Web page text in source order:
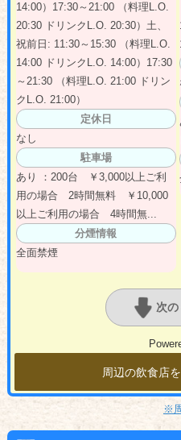
14:00）17:30～21:00 （料理L.O.
20:30 ドリンクL.O. 20:30）土、
祝前日: 11:30～15:30 （料理L.O.
14:00 ドリンクL.O. 14:00）17:30
～21:30 （料理L.O. 21:00 ドリン
クL.O. 21:00）
定休日
なし
駐車場
あり ：200台 ￥3,000以上ご利
用の場合 2時間無料 ￥10,000
以上ご利用の場合 4時間無...
分煙情報
全面禁煙
次
周辺の飲食店
※